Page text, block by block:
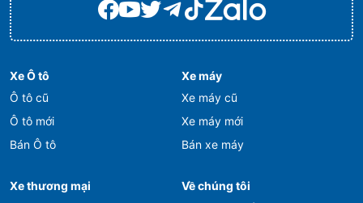
Xe Ô tô
Ô tô cũ
Ô tô mới
Bán Ô tô
Xe máy
Xe máy cũ
Xe máy mới
Bán xe máy
Xe thương mại
Về chúng tôi